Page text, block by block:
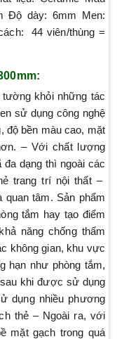
Độ dày: 6mm Men:
44 viên/thùng =
khỏi những tác
sử dụng công nghệ
độ bền màu cao, mặt
– Với chất lượng
dạng thì ngoài các
trang trí nội thất –
quan tâm. Sản phẩm
tắm hay tạo điểm
năng chống thấm
không gian, khu vực
hạn như phòng tắm,
khi được sử dụng
dụng nhiều phương
thẻ – Ngoài ra, với
mặt gạch trong quá